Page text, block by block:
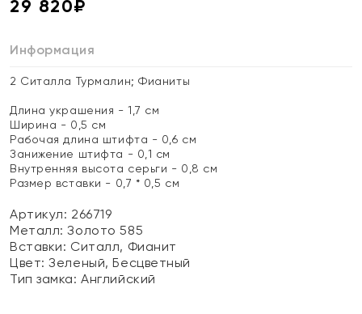
29 820₽
Информация
2 Ситалла Турмалин; Фианиты
Длина украшения - 1,7 см
Ширина - 0,5 см
Рабочая длина штифта - 0,6 см
Занижение штифта - 0,1 см
Внутренняя высота серьги - 0,8 см
Размер вставки - 0,7 * 0,5 см
Артикул: 266719
Металл:Золото 585
Вставки: Ситалл, Фианит
Цвет:Зеленый, Бесцветный
Тип замка:Английский